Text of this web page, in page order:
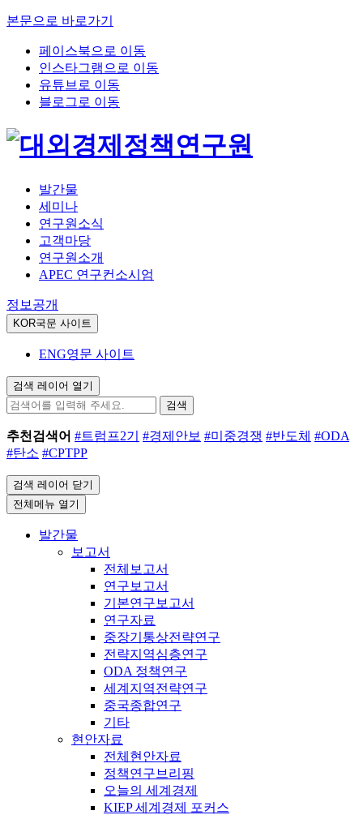
본문으로 바로가기
페이스북으로 이동
인스타그램으로 이동
유튜브로 이동
블로그로 이동
발간물
세미나
연구원소식
고객마당
연구원소개
APEC 연구컨소시엄
정보공개
KOR국문 사이트
ENG영문 사이트
검색 레이어 열기
검색
추천검색어 #트럼프2기 #경제안보 #미중경쟁 #반도체 #ODA
#탄소 #CPTPP
검색 레이어 닫기
전체메뉴 열기
발간물
보고서
전체보고서
연구보고서
기본연구보고서
연구자료
중장기통상전략연구
전략지역심층연구
ODA 정책연구
세계지역전략연구
중국종합연구
기타
현안자료
전체현안자료
정책연구브리핑
오늘의 세계경제
KIEP 세계경제 포커스